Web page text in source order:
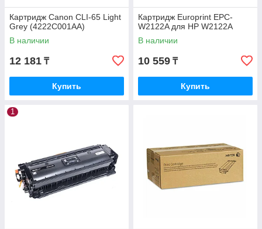
Картридж Canon CLI-65 Light
Grey (4222C001AA)
В наличии
12 181 ₸
Купить
Картридж Europrint EPC-
W2122A для HP W2122A
В наличии
10 559 ₸
Купить
1